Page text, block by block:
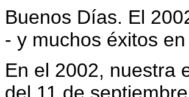
Buenos Días. El
- y muchos éxitos
En el 2002, nuestra